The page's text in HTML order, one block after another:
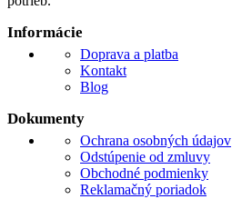
Informácie
Doprava a platba
Kontakt
Blog
Dokumenty
Ochrana osobných údajov
Odstúpenie od zmluvy
Obchodné podmienky
Reklamačný poriadok